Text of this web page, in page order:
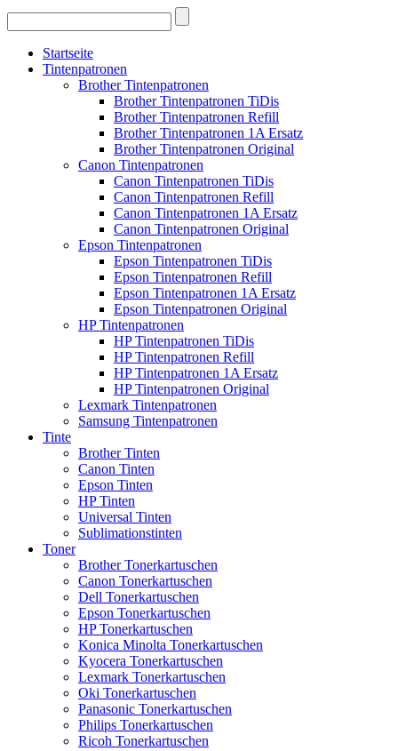
Startseite
Tintenpatronen
Brother Tintenpatronen
Brother Tintenpatronen TiDis
Brother Tintenpatronen Refill
Brother Tintenpatronen 1A Ersatz
Brother Tintenpatronen Original
Canon Tintenpatronen
Canon Tintenpatronen TiDis
Canon Tintenpatronen Refill
Canon Tintenpatronen 1A Ersatz
Canon Tintenpatronen Original
Epson Tintenpatronen
Epson Tintenpatronen TiDis
Epson Tintenpatronen Refill
Epson Tintenpatronen 1A Ersatz
Epson Tintenpatronen Original
HP Tintenpatronen
HP Tintenpatronen TiDis
HP Tintenpatronen Refill
HP Tintenpatronen 1A Ersatz
HP Tintenpatronen Original
Lexmark Tintenpatronen
Samsung Tintenpatronen
Tinte
Brother Tinten
Canon Tinten
Epson Tinten
HP Tinten
Universal Tinten
Sublimationstinten
Toner
Brother Tonerkartuschen
Canon Tonerkartuschen
Dell Tonerkartuschen
Epson Tonerkartuschen
HP Tonerkartuschen
Konica Minolta Tonerkartuschen
Kyocera Tonerkartuschen
Lexmark Tonerkartuschen
Oki Tonerkartuschen
Panasonic Tonerkartuschen
Philips Tonerkartuschen
Ricoh Tonerkartuschen